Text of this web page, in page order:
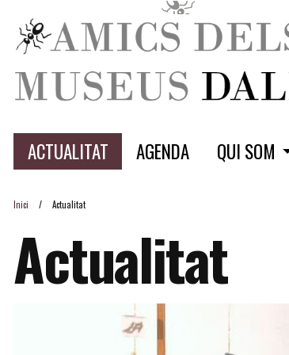
ACTUALITAT AGENDA QUI SOM
Inici Actualitat
Actualitat